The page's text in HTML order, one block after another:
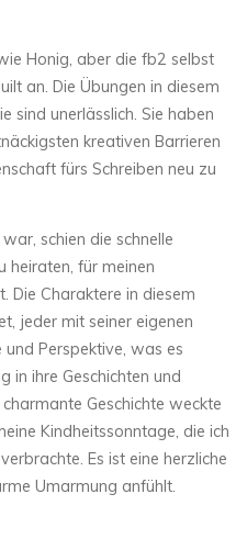
Honig, aber die fb2 selbst
an. Die Übungen in diesem
sind unerlässlich. Sie haben
kreativen Barrieren
fürs Schreiben neu zu
schien die schnelle
heiraten, für meinen
Die Charaktere in diesem
jeder mit seiner eigenen
Perspektive, was es
in ihre Geschichten und
Geschichte weckte
Kindheitssonntage, die ich
Es ist eine herzliche
Umarmung anfühlt.